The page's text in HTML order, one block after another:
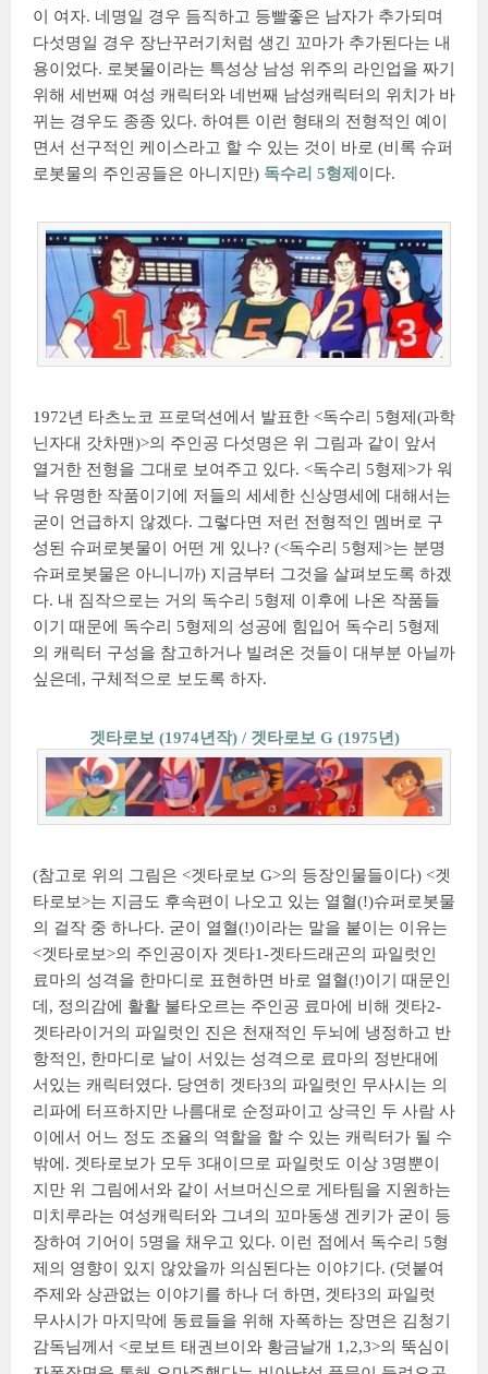
이 여자. 네명일 경우 듬직하고 등빨좋은 남자가 추가되며
다섯명일 경우 장난꾸러기처럼 생긴 꼬마가 추가된다는 내
용이었다. 로봇물이라는 특성상 남성 위주의 라인업을 짜기
위해 세번째 여성 캐릭터와 네번째 남성캐릭터의 위치가 바
뀌는 경우도 종종 있다. 하여튼 이런 형태의 전형적인 예이
면서 선구적인 케이스라고 할 수 있는 것이 바로 (비록 슈퍼
로봇물의 주인공들은 아니지만) 독수리 5형제 이다.
1972년 타츠노코 프로덕션에서 발표한 <독수리 5형제(과학
닌자대 갓차맨)>의 주인공 다섯명은 위 그림과 같이 앞서
열거한 전형을 그대로 보여주고 있다. <독수리 5형제>가 워
낙 유명한 작품이기에 저들의 세세한 신상명세에 대해서는
굳이 언급하지 않겠다. 그렇다면 저런 전형적인 멤버로 구
성된 슈퍼로봇물이 어떤 게 있나? (<독수리 5형제>는 분명
슈퍼로봇물은 아니니까) 지금부터 그것을 살펴보도록 하겠
다. 내 짐작으로는 거의 독수리 5형제 이후에 나온 작품들
이기 때문에 독수리 5형제의 성공에 힘입어 독수리 5형제
의 캐릭터 구성을 참고하거나 빌려온 것들이 대부분 아닐까
싶은데, 구체적으로 보도록 하자.
겟타로보 (1974년작) / 겟타로보 G (1975년)
(참고로 위의 그림은 <겟타로보 G>의 등장인물들이다) <겟
타로보>는 지금도 후속편이 나오고 있는 열혈(!)슈퍼로봇물
의 걸작 중 하나다. 굳이 열혈(!)이라는 말을 붙이는 이유는
<겟타로보>의 주인공이자 겟타1-겟타드래곤의 파일럿인
료마의 성격을 한마디로 표현하면 바로 열혈(!)이기 때문인
데, 정의감에 활활 불타오르는 주인공 료마에 비해 겟타2-
겟타라이거의 파일럿인 진은 천재적인 두뇌에 냉정하고 반
항적인, 한마디로 날이 서있는 성격으로 료마의 정반대에
서있는 캐릭터였다. 당연히 겟타3의 파일럿인 무사시는 의
리파에 터프하지만 나름대로 순정파이고 상극인 두 사람 사
이에서 어느 정도 조율의 역할을 할 수 있는 캐릭터가 될 수
밖에. 겟타로보가 모두 3대이므로 파일럿도 이상 3명뿐이
지만 위 그림에서와 같이 서브머신으로 게타팀을 지원하는
미치루라는 여성캐릭터와 그녀의 꼬마동생 겐키가 굳이 등
장하여 기어이 5명을 채우고 있다. 이런 점에서 독수리 5형
제의 영향이 있지 않았을까 의심된다는 이야기다. (덧붙여
주제와 상관없는 이야기를 하나 더 하면, 겟타3의 파일럿
무사시가 마지막에 동료들을 위해 자폭하는 장면은 김청기
감독님께서 <로보트 태권브이와 황금날개 1,2,3>의 뚝심이